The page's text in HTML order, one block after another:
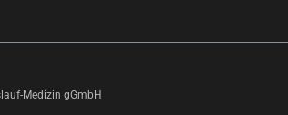
Medizin gGmbH